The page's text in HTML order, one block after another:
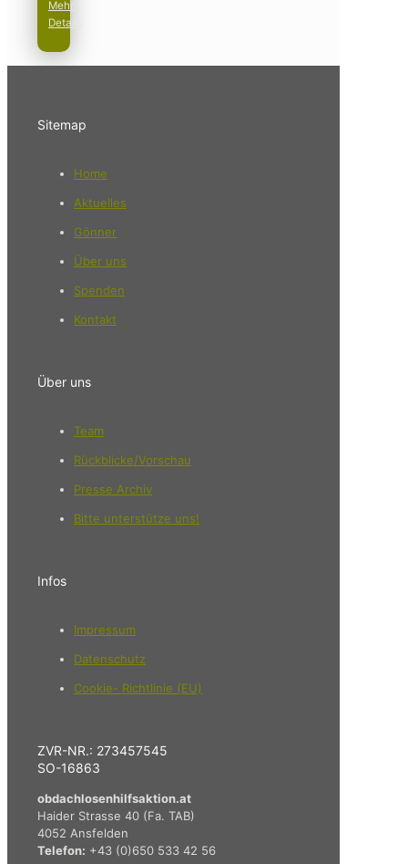
Mehr
Details
Sitemap
Home
Aktuelles
Gönner
Über uns
Spenden
Kontakt
Über uns
Team
Rückblicke/Vorschau
Presse Archiv
Bitte unterstütze uns!
Infos
Impressum
Datenschutz
Cookie- Richtlinie (EU)
ZVR-NR.: 273457545
SO-16863
obdachlosenhilfsaktion.at
Haider Strasse 40 (Fa. TAB)
4052 Ansfelden
Telefon: +43 (0)650 533 42 56